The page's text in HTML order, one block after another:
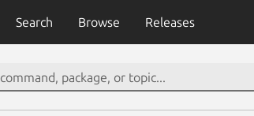
Search Browse Releases